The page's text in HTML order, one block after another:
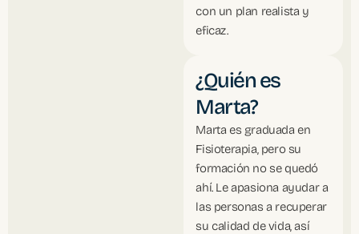
con un plan realista y
eficaz.
¿Quién es
Marta?
Marta es graduada en
Fisioterapia, pero su
formación no se quedó
ahí. Le apasiona ayudar a
las personas a recuperar
su calidad de vida, así